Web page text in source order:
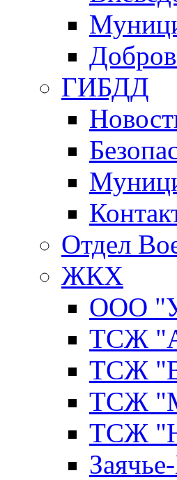
ГИБДД
Отдел
ЖКХ
ООО
ТСЖ
ТСЖ
ТСЖ
ТСЖ